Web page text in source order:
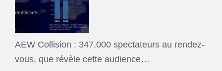
AEW Collision : 347,000 spectateurs au rendez-
vous, que révèle cette audience…